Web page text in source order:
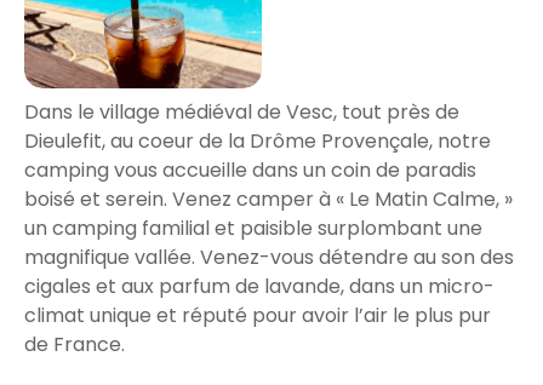
Dans le village médiéval de Vesc, tout près de
Dieulefit, au coeur de la Drôme Provençale, notre
camping vous accueille dans un coin de paradis
boisé et serein. Venez camper à « Le Matin Calme, » ​​
un camping familial et paisible surplombant une
magnifique vallée. Venez-vous détendre au son des
cigales et aux parfum de lavande, dans un micro-
climat unique et réputé pour avoir l’air le plus pur
de France.